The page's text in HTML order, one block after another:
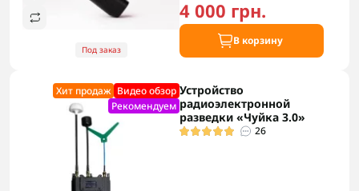
Под заказ
4 000 грн.
В корзину
Хит продаж Видео обзор
Рекомендуем
Устройство
радиоэлектронной
разведки «Чуйка 3.0»
26